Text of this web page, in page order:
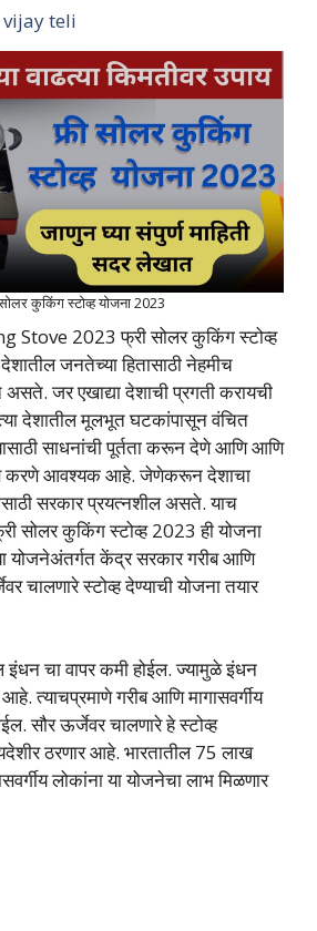
vijay teli
कुकिंग स्टोव्ह योजना 2023
Stove 2023 फ्री सोलर कुकिंग स्टोव्ह
जनतेच्या हितासाठी नेहमीच
असते. जर एखाद्या देशाची प्रगती करायची
देशातील मूलभूत घटकांपासून वंचित
साधनांची पूर्तता करून देणे आणि आणि
करणे आवश्यक आहे. जेणेकरून देशाचा
सरकार प्रयत्नशील असते. याच
सोलर कुकिंग स्टोव्ह 2023 ही योजना
केंद्र सरकार गरीब आणि
चालणारे स्टोव्ह देण्याची योजना तयार
इंधन चा वापर कमी होईल. ज्यामुळे इंधन
त्याचप्रमाणे गरीब आणि मागासवर्गीय
सौर ऊर्जेवर चालणारे हे स्टोव्ह
ठरणार आहे. भारतातील 75 लाख
लोकांना या योजनेचा लाभ मिळणार